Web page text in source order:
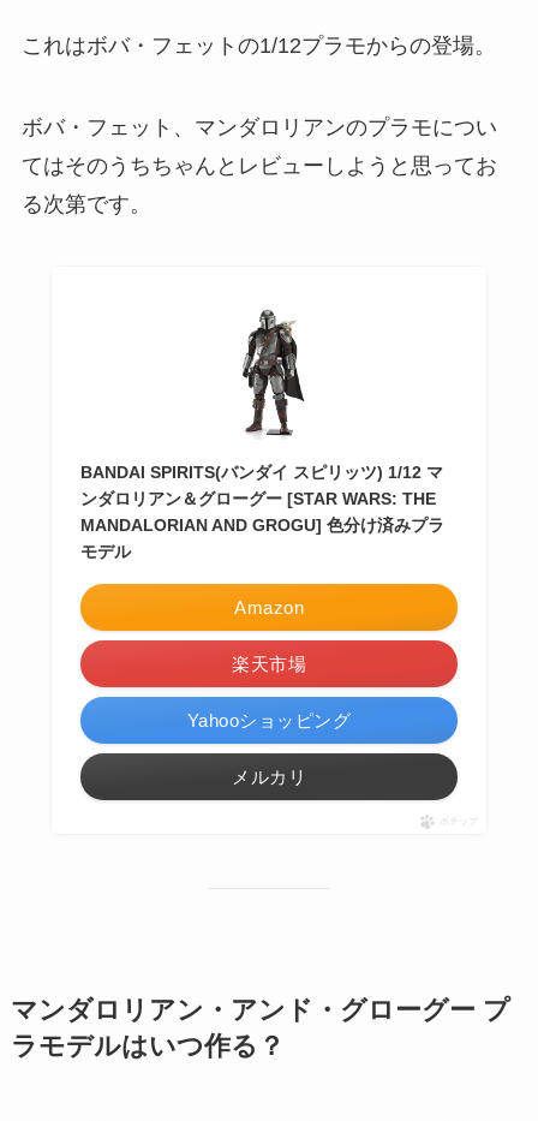
これはボバ・フェットの1/12プラモからの登場。
ボバ・フェット、マンダロリアンのプラモについ
てはそのうちちゃんとレビューしようと思ってお
る次第です。
BANDAI SPIRITS(バンダイ スピリッツ) 1/12 マ
ンダロリアン＆グローグー [STAR WARS: THE
MANDALORIAN AND GROGU] 色分け済みプラ
モデル
Amazon
楽天市場
Yahooショッピング
メルカリ
ポチップ
マンダロリアン・アンド・グローグー プ
ラモデルはいつ作る？